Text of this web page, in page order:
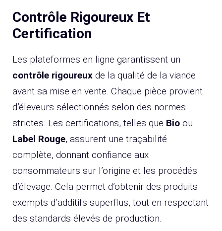
Contrôle Rigoureux Et
Certification
Les plateformes en ligne garantissent un
contrôle rigoureux de la qualité de la viande
avant sa mise en vente. Chaque pièce provient
d’éleveurs sélectionnés selon des normes
strictes. Les certifications, telles que Bio ou
Label Rouge, assurent une traçabilité
complète, donnant confiance aux
consommateurs sur l’origine et les procédés
d’élevage. Cela permet d’obtenir des produits
exempts d’additifs superflus, tout en respectant
des standards élevés de production.